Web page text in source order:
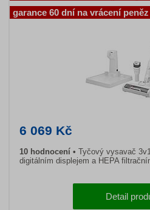
6 069 Kč
10 hodnocení
Tyčový vysavač
digitálním displejem a HEPA
Detail
garance 60 dní na vrácení